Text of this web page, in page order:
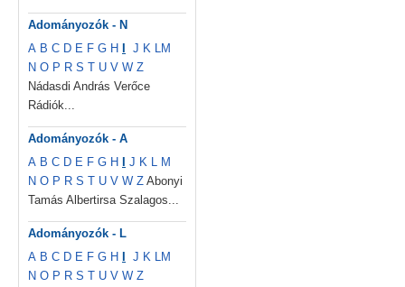
Adományozók - N
A B C D E F G H J K LM
N O P R S T U V W Z
Nádasdi András Verőce
Rádiók...
Adományozók - A
A B C D E F G H J K L M
N O P R S T U V W Z Abonyi
Tamás Albertirsa Szalagos...
Adományozók - L
A B C D E F G H J K LM
N O P R S T U V W Z